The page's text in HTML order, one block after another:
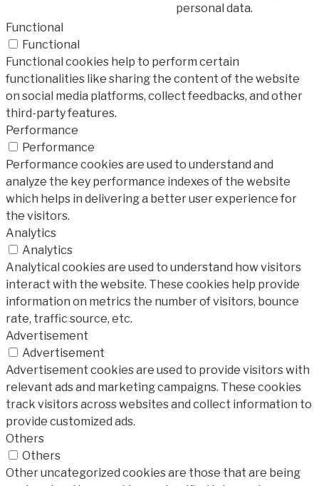
personal data.
Functional
Functional
Functional cookies help to perform certain
functionalities like sharing the content of the website
on social media platforms, collect feedbacks, and other
third-party features.
Performance
Performance
Performance cookies are used to understand and
analyze the key performance indexes of the website
which helps in delivering a better user experience for
the visitors.
Analytics
Analytics
Analytical cookies are used to understand how visitors
interact with the website. These cookies help provide
information on metrics the number of visitors, bounce
rate, traffic source, etc.
Advertisement
Advertisement
Advertisement cookies are used to provide visitors with
relevant ads and marketing campaigns. These cookies
track visitors across websites and collect information to
provide customized ads.
Others
Others
Other uncategorized cookies are those that are being